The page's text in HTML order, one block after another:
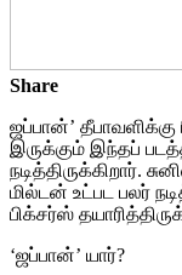
Share
ஜப்பான்’
இருக்கும் இந்தப்
நடித்திருக்கிறார்.
மில்டன் உட்பட பலர்
பிக்சர்ஸ்
‘ஜப்பான்’ யார்?